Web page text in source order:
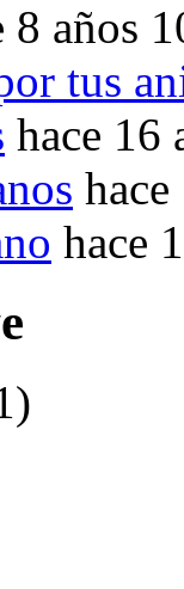
8 años
tus
hace 16
hace